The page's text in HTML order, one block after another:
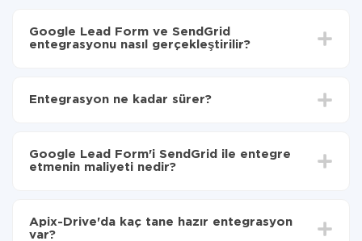
Google Lead Form ve SendGrid
entegrasyonu nasıl gerçekleştirilir?
aktarılacağını seçin
SendGrid'ye aktarılacaktır.
Entegrasyon ne kadar sürer?
olarak, 10-15 dakika sürer.
Google Lead Form'i SendGrid ile entegre
etmenin maliyeti nedir?
Hizmetimiz aracılığıyla yalnızca bir sisteminizden
Apix-Drive'da kaç tane hazır entegrasyon
var?